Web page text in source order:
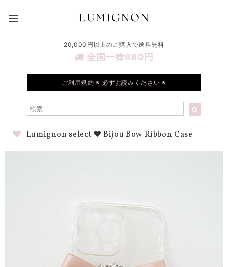
20,000円以上のご購入で送料無料
全国一律980円
ご利用規約 ※ 必ずお読みください ※
Lumignon select ♥ Bijou Bow Ribbon Case